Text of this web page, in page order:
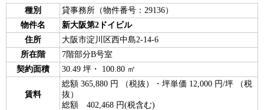
種別
貸事務所（物件番号：29136）
物件名
新大阪第2ドイビル
住所
大阪市淀川区西中島2-14-6
所在階
7階部分B号室
契約面積
30.49 坪・ 100.80 ㎡
賃料
総額 365,880 円 （税抜）・坪単価 12,000 円/坪 （税
抜）
総額 402,468 円(税含む)